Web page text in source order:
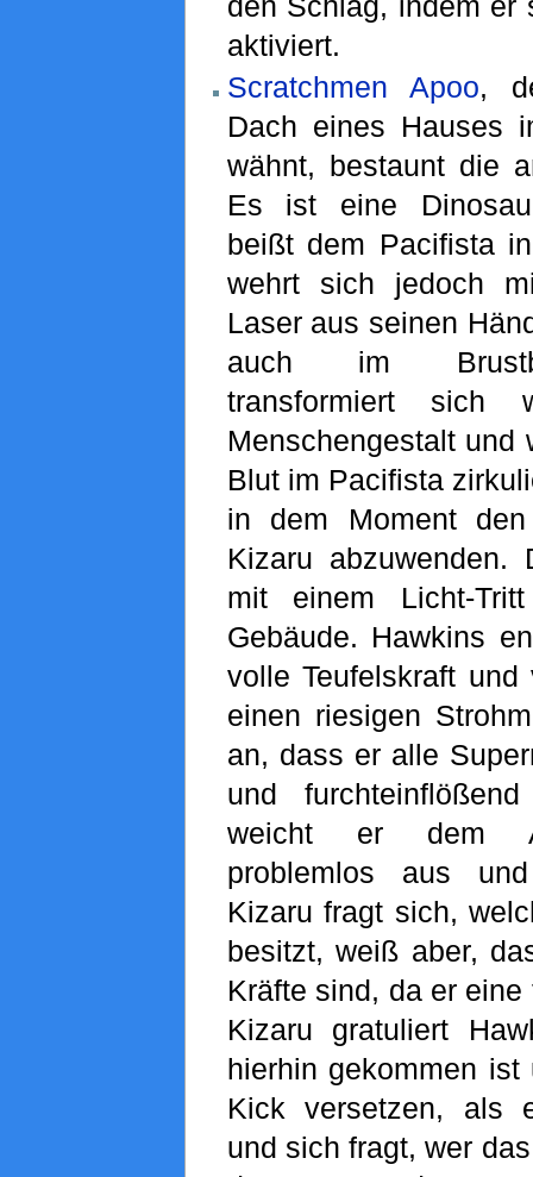
aktiviert.
Scratchmen Apoo,
Dach eines Hauses
wähnt, bestaunt die
Es ist eine
beißt dem Pacifista
wehrt sich jedoch
Laser aus seinen
auch im
transformiert sich
Menschengestalt und
Blut im Pacifista
in dem Moment
Kizaru abzuwenden.
mit einem Licht-
Gebäude. Hawkins
volle Teufelskraft
einen riesigen
an, dass er alle
und
weicht er dem
problemlos aus
Kizaru fragt sich,
besitzt, weiß aber,
Kräfte sind, da er
Kizaru gratuliert
hierhin gekommen
Kick versetzen, als
und sich fragt, wer